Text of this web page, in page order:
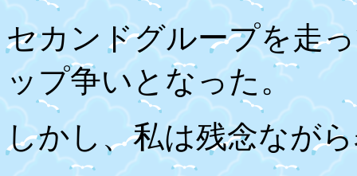
セカンドグループを走
ップ争いとなった。
しかし、私は残念なが